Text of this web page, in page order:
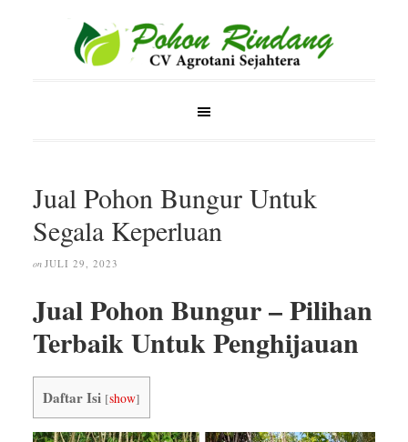
Jual Pohon Bungur Untuk
Segala Keperluan
on JULI 29, 2023
Jual Pohon Bungur – Pilihan
Terbaik Untuk Penghijauan
Daftar Isi [show]